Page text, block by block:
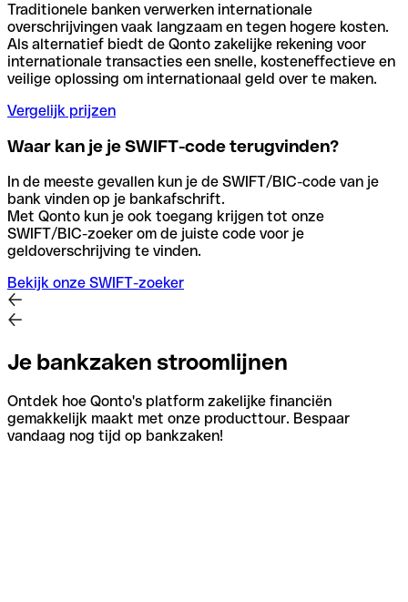
Traditionele banken verwerken internationale
overschrijvingen vaak langzaam en tegen hogere kosten.
Als alternatief biedt de Qonto zakelijke rekening voor
internationale transacties een snelle, kosteneffectieve en
veilige oplossing om internationaal geld over te maken.
Vergelijk prijzen
Waar kan je je SWIFT-code terugvinden?
In de meeste gevallen kun je de SWIFT/BIC-code van je
bank vinden op je bankafschrift.
Met Qonto kun je ook toegang krijgen tot onze
SWIFT/BIC-zoeker om de juiste code voor je
geldoverschrijving te vinden.
Bekijk onze SWIFT-zoeker
Je bankzaken stroomlijnen
Ontdek hoe Qonto's platform zakelijke financiën
gemakkelijk maakt met onze producttour. Bespaar
vandaag nog tijd op bankzaken!